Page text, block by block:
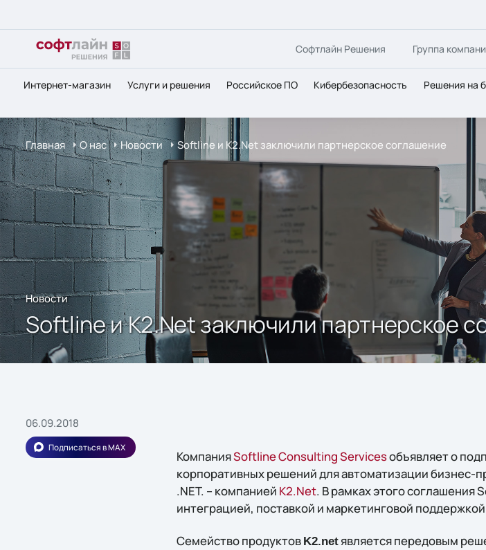
Софтлайн Решения Группа
Интернет-магазин Услуги и решения Российское ПО Кибербезопасность Решения на
Главная О нас Новости Softline и К2.Net заключили партнерское соглашение
Новости
Softline и К2.Net заключили партнерское
06.09.2018
Подписаться в MAX
КомпанияSoftline Consulting Servicesобъявляет о
корпоративных решений для автоматизации бизнес-
.NET. – компанией К2.Net. В рамках этого соглашения
интеграцией, поставкой и маркетинговой
Семейство продуктов K2.netявляется передовым